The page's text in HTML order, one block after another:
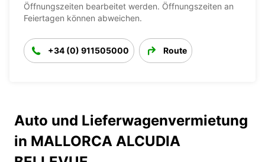
Öffnungszeiten bearbeitet werden. Öffnungszeiten an
Feiertagen können abweichen.
+34 (0) 911505000 Route
Auto und Lieferwagenvermietung
in MALLORCA ALCUDIA